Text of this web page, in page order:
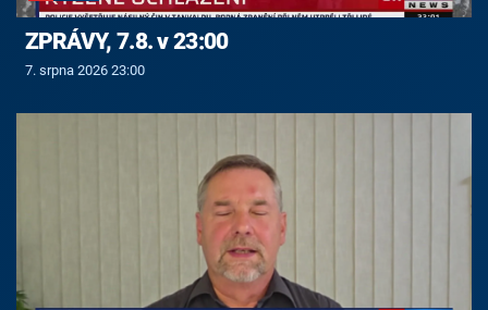
ZPRÁVY, 7.8. v 23:00
7. srpna 2026 23:00